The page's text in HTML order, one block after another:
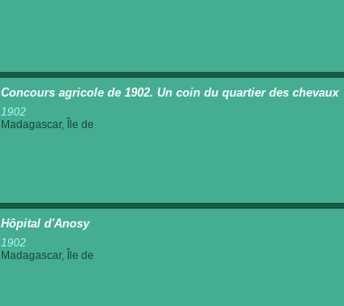
Concours agricole de 1902. Un coin du quartier des chevaux
1902
Madagascar, Île de
Hôpital d'Anosy
1902
Madagascar, Île de